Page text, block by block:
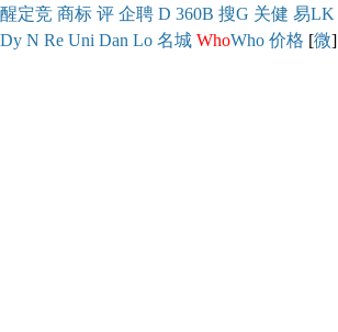
醒定竞 商标 评 企聘 D 360B 搜G 关健 易LK
Dy N Re Uni Dan Lo 名城 WhoWho 价格 [微]